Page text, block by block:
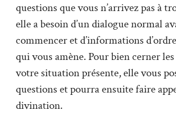
questions que vous n’arrivez pas à
elle a besoin d’un dialogue normal
commencer et d’informations
qui vous amène. Pour bien cerner
votre situation présente, elle vous
questions et pourra ensuite faire
divination.